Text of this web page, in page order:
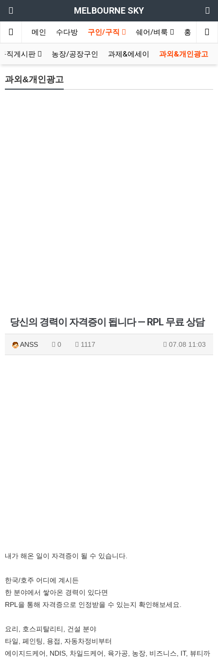
MELBOURNE SKY
메인 수다방 구인/구직 쉐어/벼룩 홍보방
직게시판 농장/공장구인 과제&에세이 과외&개인광고
과외&개인광고
당신의 경력이 자격증이 됩니다 — RPL 무료 상담
ANSS 0 1117 07.08 11:03
내가 해온 일이 자격증이 될 수 있습니다.
한국/호주 어디에 계시든
한 분야에서 쌓아온 경력이 있다면
RPL을 통해 자격증으로 인정받을 수 있는지 확인해보세요.
요리, 호스피탈리티, 건설 분야
타일, 페인팅, 용접, 자동차정비부터
에이지드케어, NDIS, 차일드케어, 육가공, 농장, 비즈니스, IT, 뷰티까